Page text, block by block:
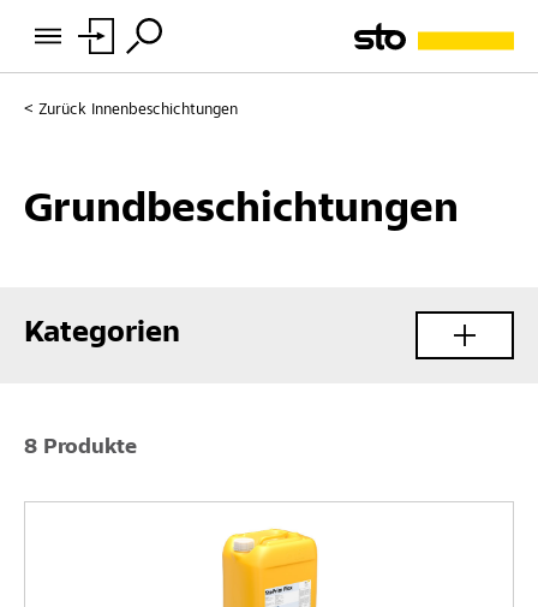
Zurück Innenbeschichtungen
Grundbeschichtungen
Kategorien
8 Produkte